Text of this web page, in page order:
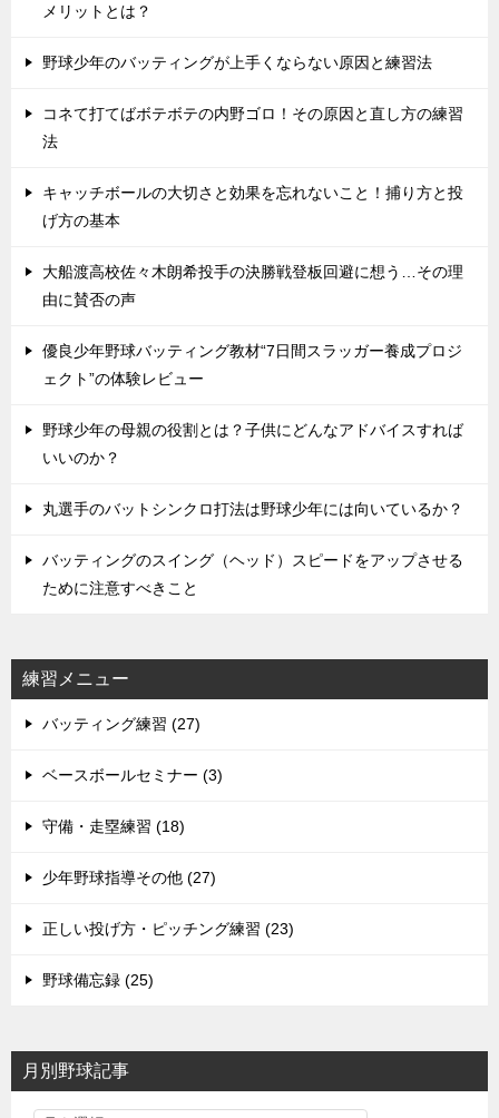
メリットとは？
野球少年のバッティングが上手くならない原因と練習法
コネて打てばボテボテの内野ゴロ！その原因と直し方の練習
法
キャッチボールの大切さと効果を忘れないこと！捕り方と投
げ方の基本
大船渡高校佐々木朗希投手の決勝戦登板回避に想う…その理
由に賛否の声
優良少年野球バッティング教材“7日間スラッガー養成プロジ
ェクト”の体験レビュー
野球少年の母親の役割とは？子供にどんなアドバイスすれば
いいのか？
丸選手のバットシンクロ打法は野球少年には向いているか？
バッティングのスイング（ヘッド）スピードをアップさせる
ために注意すべきこと
練習メニュー
バッティング練習 (27)
ベースボールセミナー (3)
守備・走塁練習 (18)
少年野球指導その他 (27)
正しい投げ方・ピッチング練習 (23)
野球備忘録 (25)
月別野球記事